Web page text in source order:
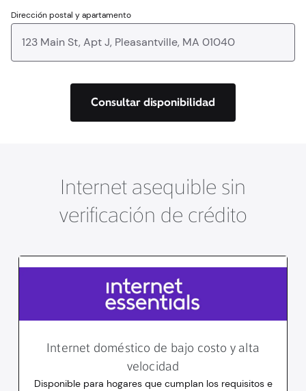
Dirección postal y apartamento
Consultar disponibilidad
Internet asequible sin
verificación de crédito
Internet doméstico de bajo costo y alta
velocidad
Disponible para hogares que cumplan los requisitos e